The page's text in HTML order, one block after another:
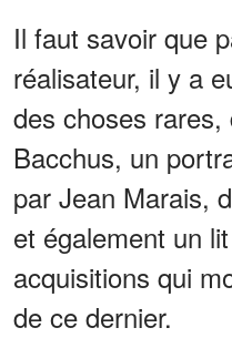
Il faut savoir que
réalisateur, il y a
des choses rares,
Bacchus, un
par Jean Marais,
et également un
acquisitions qui
de ce dernier.